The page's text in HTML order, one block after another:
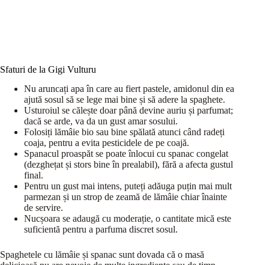
Sfaturi de la Gigi Vulturu
Nu aruncați apa în care au fiert pastele, amidonul din ea
ajută sosul să se lege mai bine și să adere la spaghete.
Usturoiul se călește doar până devine auriu și parfumat;
dacă se arde, va da un gust amar sosului.
Folosiți lămâie bio sau bine spălată atunci când radeți
coaja, pentru a evita pesticidele de pe coajă.
Spanacul proaspăt se poate înlocui cu spanac congelat
(dezghețat și stors bine în prealabil), fără a afecta gustul
final.
Pentru un gust mai intens, puteți adăuga puțin mai mult
parmezan și un strop de zeamă de lămâie chiar înainte
de servire.
Nucșoara se adaugă cu moderație, o cantitate mică este
suficientă pentru a parfuma discret sosul.
Spaghetele cu lămâie și spanac sunt dovada că o masă